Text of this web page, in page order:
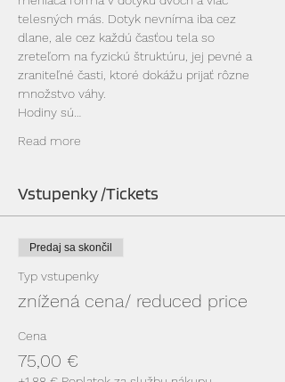
telesných más. Dotyk nevníma iba cez
dlane, ale cez každú časťou tela so
zreteľom na fyzickú štruktúru, jej pevné a
zraniteľné časti, ktoré dokážu prijať rôzne
množstvo váhy.
Hodiny sú…
Read more
Vstupenky /Tickets
Predaj sa skončil
Typ vstupenky
znížená cena/ reduced price
Cena
75,00 €